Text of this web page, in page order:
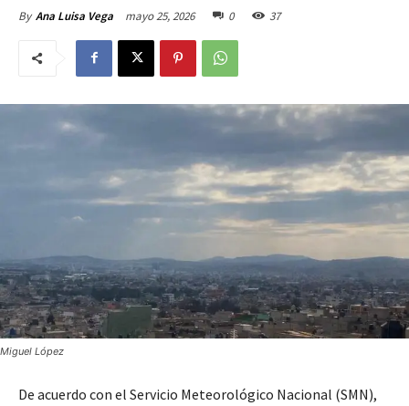
By Ana Luisa Vega mayo 25, 2026 0 37
Miguel López
De acuerdo con el Servicio Meteorológico Nacional (SMN),